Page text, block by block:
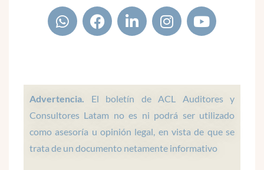
W
h
a
a
p
p
F
a
c
o
o
k
L
i
n
d
i
n
I
n
s
g
r
a
m
Y
o
u
b
e
Advertencia. El boletín de ACL Auditores y
Consultores Latam no es ni podrá ser utilizado
como asesoría u opinión legal, en vista de que se
trata de un documento netamente informativo